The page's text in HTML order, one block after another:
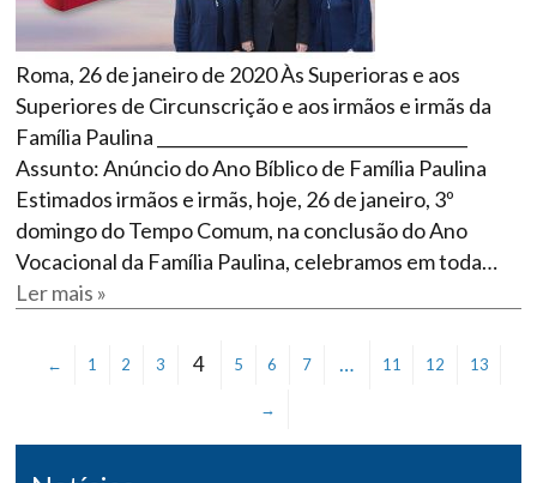
Roma, 26 de janeiro de 2020 Às Superioras e aos
Superiores de Circunscrição e aos irmãos e irmãs da
Família Paulina _____________________________________
Assunto: Anúncio do Ano Bíblico de Família Paulina
Estimados irmãos e irmãs, hoje, 26 de janeiro, 3º
domingo do Tempo Comum, na conclusão do Ano
Vocacional da Família Paulina, celebramos em toda…
Ler mais »
← 1 2 3 4 5 6 7 … 11 12 13
→